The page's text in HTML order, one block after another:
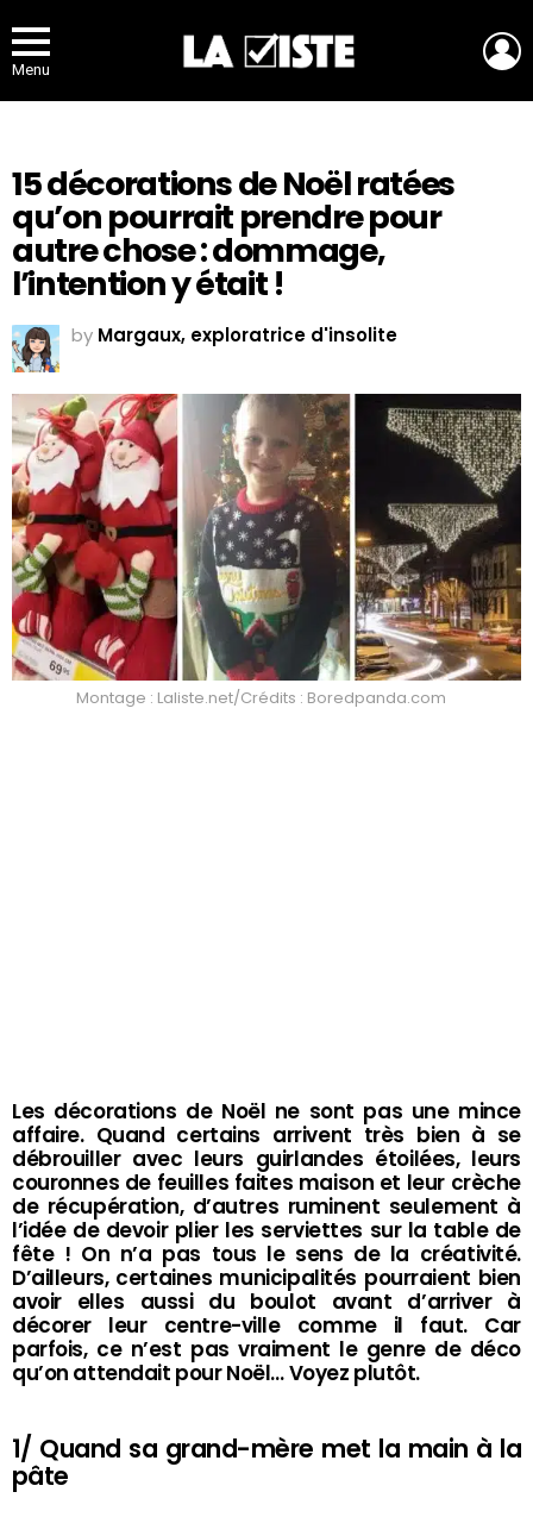
Menu
15 décorations de Noël ratées
qu’on pourrait prendre pour
autre chose : dommage,
l’intention y était !
by Margaux, exploratrice d'insolite
Montage : Laliste.net/Crédits : Boredpanda.com
Les décorations de Noël ne sont pas une mince
affaire. Quand certains arrivent très bien à se
débrouiller avec leurs guirlandes étoilées, leurs
couronnes de feuilles faites maison et leur crèche
de récupération, d’autres ruminent seulement à
l’idée de devoir plier les serviettes sur la table de
fête ! On n’a pas tous le sens de la créativité.
D’ailleurs, certaines municipalités pourraient bien
avoir elles aussi du boulot avant d’arriver à
décorer leur centre-ville comme il faut. Car
parfois, ce n’est pas vraiment le genre de déco
qu’on attendait pour Noël… Voyez plutôt.
1/ Quand sa grand-mère met la main à la
pâte